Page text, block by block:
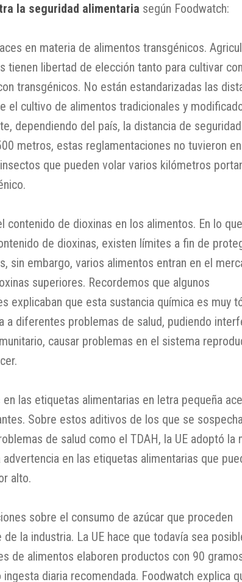
la seguridad alimentaria según Foodwatch:
en materia de alimentos transgénicos.
tienen libertad de elección tanto para cultivar
transgénicos. No están estandarizadas las
el cultivo de alimentos tradicionales y
dependiendo del país, la distancia de
metros, estas reglamentaciones no tuvieron
que pueden volar varios kilómetros
contenido de dioxinas en los alimentos. En lo que
de dioxinas, existen límites a fin de
sin embargo, varios alimentos entran en el
superiores. Recordemos que algunos
explicaban que esta sustancia química es muy
a diferentes problemas de salud, pudiendo
causar problemas en el sistema
las etiquetas alimentarias en letra pequeña
Sobre estos aditivos de los que se
de salud como el TDAH, la UE adoptó la
advertencia en las etiquetas alimentarias que
alto.
sobre el consumo de azúcar que proceden
la industria. La UE hace que todavía sea
de alimentos elaboren productos con 90
ingesta diaria recomendada. Foodwatch explica